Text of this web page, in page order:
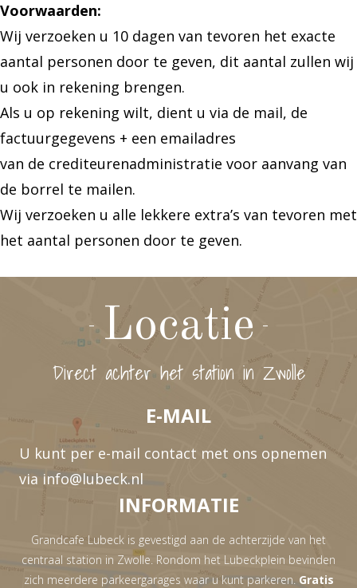
Voorwaarden:
Wij verzoeken u 10 dagen van tevoren het exacte
aantal personen door te geven, dit aantal zullen wij
u ook in rekening brengen.
Als u op rekening wilt, dient u via de mail, de
factuurgegevens + een emailadres
van de crediteurenadministratie voor aanvang van
de borrel te mailen.
Wij verzoeken u alle lekkere extra’s van tevoren met
het aantal personen door te geven.
Locatie
Direct achter het station in Zwolle
E-MAIL
U kunt per e-mail contact met ons opnemen
via info@lubeck.nl
INFORMATIE
Grandcafe Lubeck is gevestigd aan de achterzijde van het
centraal station in Zwolle. Rondom het Lubeckplein bevinden
zich meerdere parkeergarages waar u kunt parkeren. Gratis